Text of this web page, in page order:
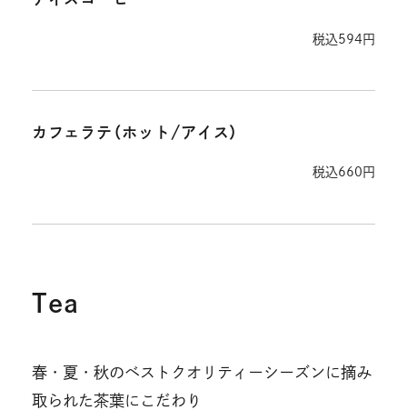
税込594円
カフェラテ（ホット/アイス）
税込660円
Tea
春・夏・秋のベストクオリティーシーズンに摘み
取られた茶葉にこだわり